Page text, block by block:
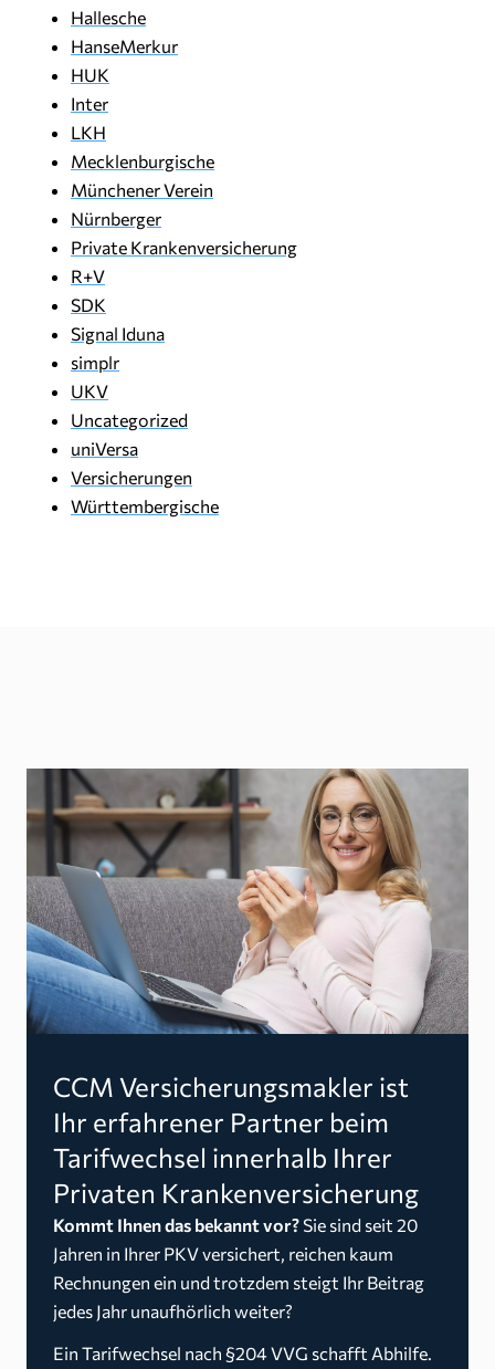
Hallesche
HanseMerkur
HUK
Inter
LKH
Mecklenburgische
Münchener Verein
Nürnberger
Private Krankenversicherung
R+V
SDK
Signal Iduna
simplr
UKV
Uncategorized
uniVersa
Versicherungen
Württembergische
CCM Versicherungsmakler ist
Ihr erfahrener Partner beim
Tarifwechsel innerhalb Ihrer
Privaten Krankenversicherung
Kommt Ihnen das bekannt vor? Sie sind seit 20
Jahren in Ihrer PKV versichert, reichen kaum
Rechnungen ein und trotzdem steigt Ihr Beitrag
jedes Jahr unaufhörlich weiter?
Ein Tarifwechsel nach §204 VVG schafft Abhilfe.